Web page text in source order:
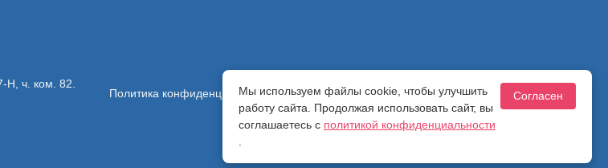
Н, ч. ком. 82.
Политика конфиденциальностиМы используем файлы cookie, чтобы улучшить
работу сайта. Продолжая использовать сайт, вы
соглашаетесь с политикой конфиденциальности
Согласен